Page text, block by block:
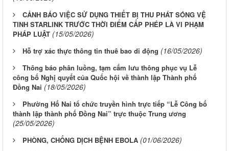
CẢNH BÁO VIỆC SỬ DỤNG THIẾT BỊ THU PHÁT SÓNG VỆ
TINH STARLINK TRƯỚC THỜI ĐIỂM CẤP PHÉP LÀ VI PHẠM
PHÁP LUẬT (15/05/2026)
Hỗ trợ xác thực thông tin thuê bao di động (16/05/2026)
Thông báo phân luồng, tạm cấm lưu thông phục vụ Lễ
công bố Nghị quyết của Quốc hội về thành lập Thành phố
Đồng Nai (18/05/2026)
Phường Hố Nai tổ chức truyền hình trực tiếp “Lễ Công bố
thành lập thành phố Đồng Nai” trực thuộc Trung ương
(25/05/2026)
PHÒNG, CHỐNG DỊCH BỆNH EBOLA (01/06/2026)